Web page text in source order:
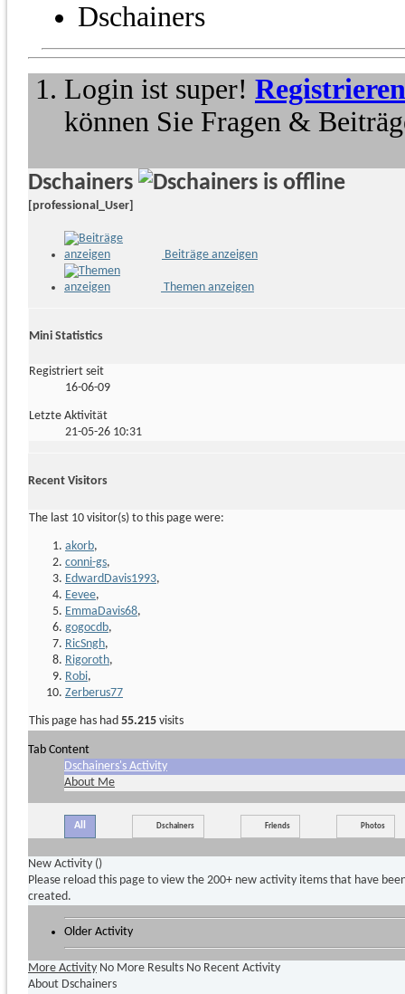
Dschainers
Login ist super! Registrieren
können Sie Fragen &
Dschainers
[professional_User]
Beiträge anzeigen
Themen anzeigen
Mini Statistics
Registriert seit
16-06-09
Letzte Aktivität
21-05-26 10:31
Recent Visitors
The last 10 visitor(s) to this page were:
akorb,
conni-gs,
EdwardDavis1993,
Eevee,
EmmaDavis68,
gogocdb,
RicSngh,
Rigoroth,
Robi,
Zerberus77
This page has had 55.215 visits
Tab Content
Dschainers's Activity
About Me
All Dschainers Friends Photos
New Activity ()
Please reload this page to view the 200+ new activity items that have
created.
Older Activity
More Activity No More Results No Recent Activity
About Dschainers